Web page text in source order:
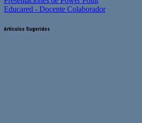
Educared - Docente Colaborador
Artículos Sugeridos